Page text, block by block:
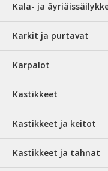
Kala- ja
Karkit ja purtavat
Karpalot
Kastikkeet
Kastikkeet ja keitot
Kastikkeet ja tahnat